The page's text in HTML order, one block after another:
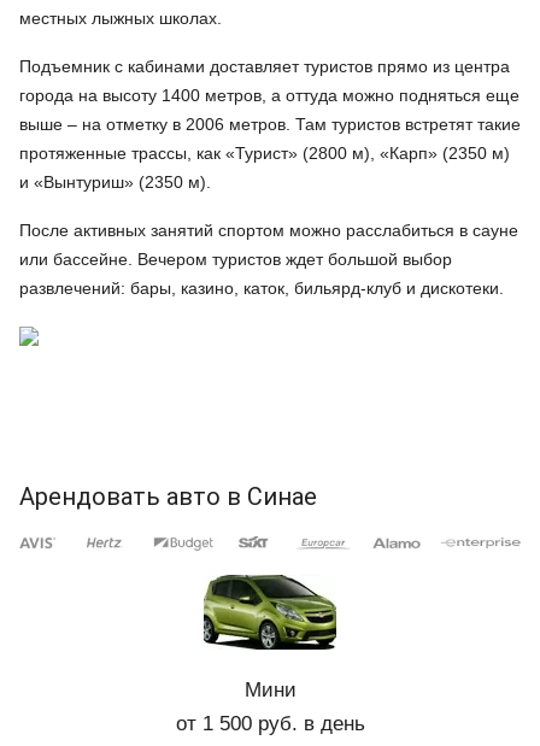
местных лыжных школах.
Подъемник с кабинами доставляет туристов прямо из центра
города на высоту 1400 метров, а оттуда можно подняться еще
выше – на отметку в 2006 метров. Там туристов встретят такие
протяженные трассы, как «Турист» (2800 м), «Карп» (2350 м)
и «Вынтуриш» (2350 м).
После активных занятий спортом можно расслабиться в сауне
или бассейне. Вечером туристов ждет большой выбор
развлечений: бары, казино, каток, бильярд-клуб и дискотеки.
Арендовать авто в Синае
Мини
от 1 500 руб. в день